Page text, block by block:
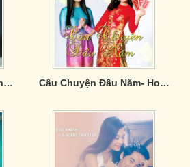
Mưa Lạnh Tàn Canh (Single) Câu Chuyện Đầu Năm- Hoàng Thục Linh